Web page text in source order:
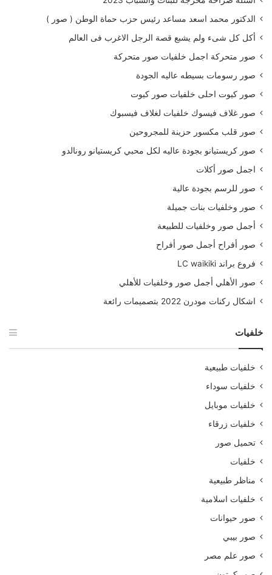
الدكتور محمد اسعد مساعد رئيس حزب حماة الوطن ( صور )
أكل كل شىء ولم يشبع قصة الرجل الاغرب فى العالم
صور متحركة اجمل خلفيات صور متحركة
صور رسومات بسيطه عاليه الجودة
صور كيوت احلى خلفيات صور كيوت
صور غلاف فيسوك خلفيات لغلاف فيسبوك
صور قلب مكسور حزينة للمجروحين
صور كريستيانو بجودة عاليه لكل محبي كريستيانو رونالدو
اجمل صور أكلات
صور للرسم بجودة عالية
صور وخلفيات بنات جميلة
أجمل صور وخلفيات للطبيعة
صور أفراح أجمل صور أفراح
فروع براند LC waikiki
صور الأهلي أجمل صور وخلفيات للأهلي
اشكال ركنات مودرن 2022 بتصميمات رائعة
خلفيات
خلفيات طبيعية
خلفيات سوداء
خلفيات موبايل
خلفيات زرقاء
تحميل صور
خلفيات
مناظر طبيعية
خلفيات اسلامية
صور حيوانات
صور بيبي
صور علم مصر